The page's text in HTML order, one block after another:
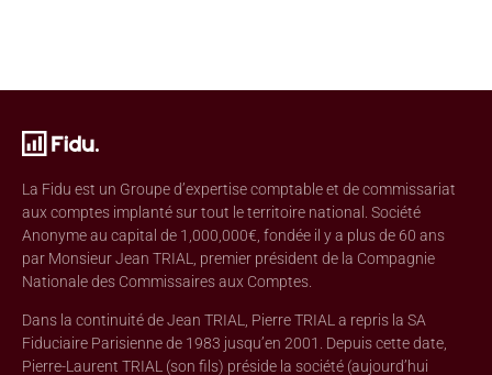
La Fidu est un Groupe d’expertise comptable et de commissariat
aux comptes implanté sur tout le territoire national. Société
Anonyme au capital de 1,000,000€, fondée il y a plus de 60 ans
par Monsieur Jean TRIAL, premier président de la Compagnie
Nationale des Commissaires aux Comptes.
Dans la continuité de Jean TRIAL, Pierre TRIAL a repris la SA
Fiduciaire Parisienne de 1983 jusqu’en 2001. Depuis cette date,
Pierre-Laurent TRIAL (son fils) préside la société (aujourd’hui